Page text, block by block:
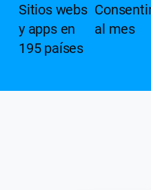
Sitios webs
y apps en
195 países
al mes